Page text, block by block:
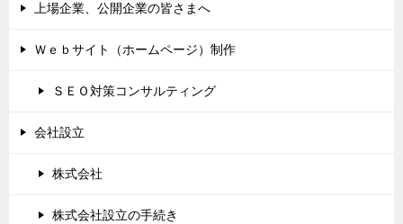
上場企業、公開企業の皆さまへ
Ｗｅｂサイト（ホームページ）制作
ＳＥＯ対策コンサルティング
会社設立
株式会社
株式会社設立の手続き